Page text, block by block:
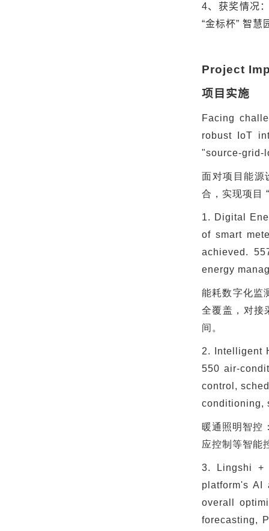
4、获奖情况
“金标杯” 智慧
Project
项目实施
Facing
robust IoT
"source-grid-
面对项目能源
合，实现项目 “
1. Digital
of smart
achieved.
energy
能耗数字化监
全覆盖，对接
间。
2. Intelligent
550 air-
control,
conditioning,
暖通照明智控
应控制等智能
3. Lingshi +
platform's AI
overall
forecasting,